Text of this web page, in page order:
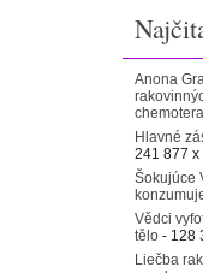
Anona
Hlavné
241 877 x
Šokujúce
Vědci
tělo - 128
Liečba